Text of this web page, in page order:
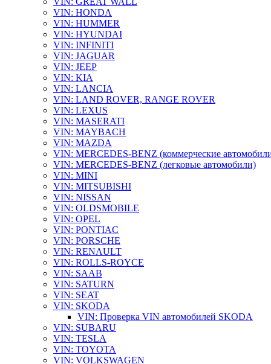
VIN: HONDA
VIN: HUMMER
VIN: HYUNDAI
VIN: INFINITI
VIN: JAGUAR
VIN: JEEP
VIN: KIA
VIN: LANCIA
VIN: LAND ROVER, RANGE ROVER
VIN: LEXUS
VIN: MASERATI
VIN: MAYBACH
VIN: MAZDA
VIN: MERCEDES-BENZ (коммерческие
VIN: MERCEDES-BENZ (легковые автомобили)
VIN: MINI
VIN: MITSUBISHI
VIN: NISSAN
VIN: OLDSMOBILE
VIN: OPEL
VIN: PONTIAC
VIN: PORSCHE
VIN: RENAULT
VIN: ROLLS-ROYCE
VIN: SAAB
VIN: SATURN
VIN: SEAT
VIN: SKODA
VIN: Проверка VIN автомобилей SKODA
VIN: SUBARU
VIN: TESLA
VIN: TOYOTA
VIN: VOLKSWAGEN